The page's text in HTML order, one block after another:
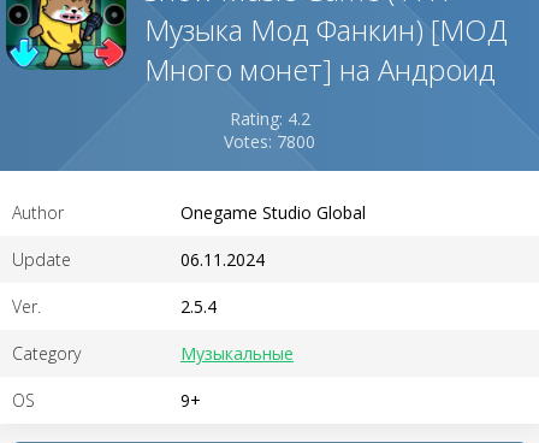
Музыка Мод Фанкин) [МОД
Много монет] на Андроид
Rating: 4.2
Votes: 7800
Author Onegame Studio Global
Update 06.11.2024
Ver. 2.5.4
Category Музыкальные
OS 9+